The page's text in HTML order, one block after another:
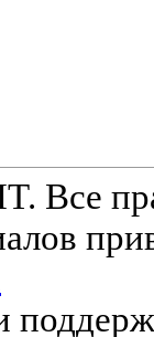
Все